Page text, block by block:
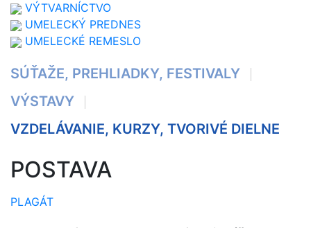
VÝTVARNÍCTVO
UMELECKÝ PREDNES
UMELECKÉ REMESLO
SÚŤAŽE, PREHLIADKY, FESTIVALY
VÝSTAVY
VZDELÁVANIE, KURZY, TVORIVÉ DIELNE
POSTAVA
PLAGÁT